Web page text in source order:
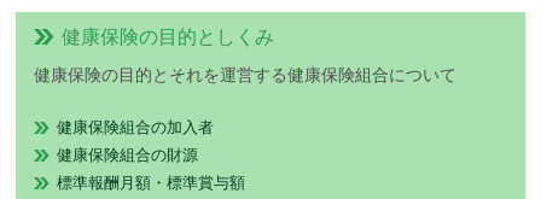
健康保険の目的としくみ
健康保険の目的とそれを運営する健康保険組合について
健康保険組合の加入者
健康保険組合の財源
標準報酬月額・標準賞与額